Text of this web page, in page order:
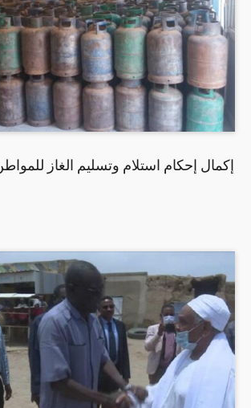
إكمال إحكام استلام وتسليم الغاز